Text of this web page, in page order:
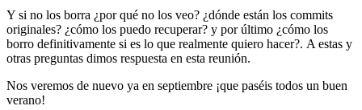
Y si no los borra ¿por qué no los veo? ¿dónde están los commits
originales? ¿cómo los puedo recuperar? y por último ¿cómo los
borro definitivamente si es lo que realmente quiero hacer?. A estas y
otras preguntas dimos respuesta en esta reunión.
Nos veremos de nuevo ya en septiembre ¡que paséis todos un buen
verano!